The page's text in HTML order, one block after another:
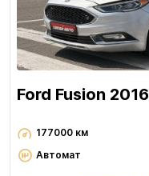
Ford Fusion 2016
177000 км
Автомат